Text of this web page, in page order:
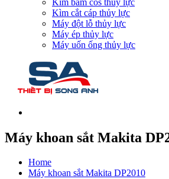
Kìm cắt cáp thủy lực
Máy đột lỗ thủy lực
Máy ép thủy lực
Máy uốn ống thủy lực
Máy khoan sắt Makita
Home
Máy khoan sắt Makita DP2010